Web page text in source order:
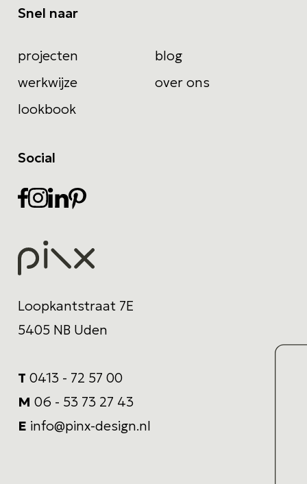
Loopkantstraat 7E
5405 NB Uden
T 0413 - 72 57 00
M 06 - 53 73 27 43
E info@pinx-design.nl
Snel naar
projecten
blog
werkwijze
over ons
lookbook
Social